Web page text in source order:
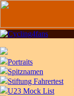
Portraits
Spitznamen
Stiftung Fahrertest
U23 Mock List